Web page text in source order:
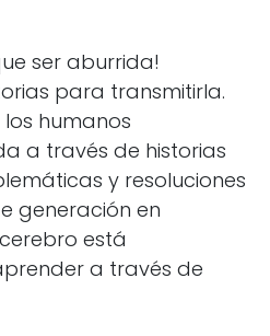
ser aburrida!
para transmitirla.
humanos
a través de historias
y resoluciones
generación en
está
a través de